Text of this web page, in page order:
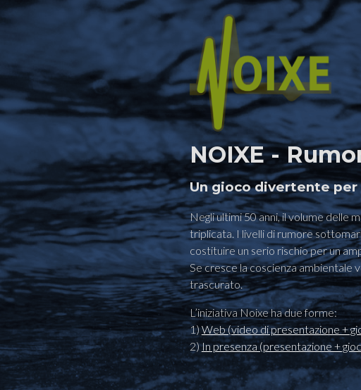
NOIXE -
Un gioco divertente
Negli ultimi 50 anni, il volume delle
triplicata. I livelli di rumore
costituire un serio rischio per un
Se cresce la coscienza ambientale
trascurato.
L’iniziativa Noixe ha due forme:
1)Web (video di presentazione +
2)In presenza (presentazione +